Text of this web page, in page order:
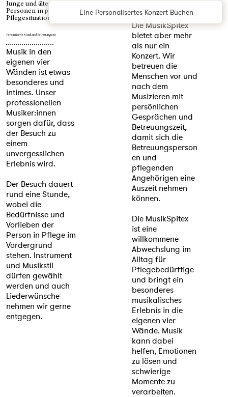
Junge und ältere
Personen in privaten
Pflegesituationen
Personalisierte Musik und Betreuungszeit
Musik in den
eigenen vier
Wänden ist etwas
besonderes und
intimes. Unser
professionellen
Musiker:innen
sorgen dafür, dass
der Besuch zu
einem
unvergesslichen
Erlebnis wird.
Der Besuch dauert
rund eine Stunde,
wobei die
Bedürfnisse und
Vorlieben der
Person in Pflege im
Vordergrund
stehen. Instrument
und Musikstil
dürfen gewählt
werden und auch
Liederwünsche
nehmen wir gerne
entgegen.
Die MusikSpitex
bietet aber mehr
als nur ein
Konzert. Wir
betreuen die
Menschen vor und
nach dem
Musizieren mit
persönlichen
Gesprächen und
Betreuungszeit,
damit sich die
Betreuungsperson
en und
pflegenden
Angehörigen eine
Auszeit nehmen
können.
Die MusikSpitex
ist eine
willkommene
Abwechslung im
Alltag für
Pflegebedürftige
und bringt ein
besonderes
musikalisches
Erlebnis in die
eigenen vier
Wände. Musik
kann dabei
helfen, Emotionen
zu lösen und
schwierige
Momente zu
verarbeiten.
Eine Personalisertes Konzert Buchen